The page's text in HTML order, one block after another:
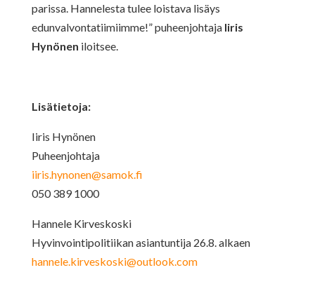
parissa. Hannelesta tulee loistava lisäys
edunvalvontatiimiimme!” puheenjohtaja Iiris
Hynönen iloitsee.
Lisätietoja:
Iiris Hynönen
Puheenjohtaja
iiris.hynonen@samok.fi
050 389 1000
Hannele Kirveskoski
Hyvinvointipolitiikan asiantuntija 26.8. alkaen
hannele.kirveskoski@outlook.com